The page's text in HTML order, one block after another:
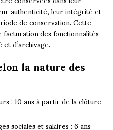
authenticité, leur intégrité et
de conservation. Cette
des fonctionnalités
d’archivage.
la nature des
: 10 ans à partir de la clôture
sociales et salaires : 6 ans